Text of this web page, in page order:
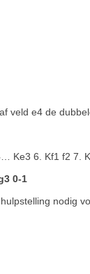
veld e4 de
Ke3 6. Kf1 f2 7.
0-1
nodig